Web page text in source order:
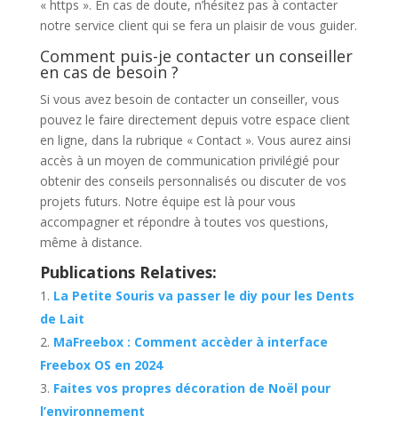
« https ». En cas de doute, n’hésitez pas à contacter
notre service client qui se fera un plaisir de vous guider.
Comment puis-je contacter un conseiller
en cas de besoin ?
Si vous avez besoin de contacter un conseiller, vous
pouvez le faire directement depuis votre espace client
en ligne, dans la rubrique « Contact ». Vous aurez ainsi
accès à un moyen de communication privilégié pour
obtenir des conseils personnalisés ou discuter de vos
projets futurs. Notre équipe est là pour vous
accompagner et répondre à toutes vos questions,
même à distance.
Publications Relatives:
La Petite Souris va passer le diy pour les Dents
de Lait
MaFreebox : Comment accèder à interface
Freebox OS en 2024
Faites vos propres décoration de Noël pour
l’environnement